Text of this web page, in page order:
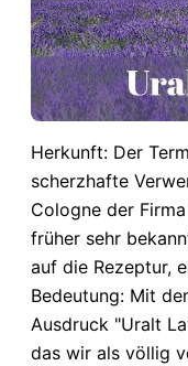
Herkunft: Der
scherzhafte
Cologne der
früher sehr
auf die Rezeptur,
Bedeutung: Mit
Ausdruck "Uralt
das wir als völlig